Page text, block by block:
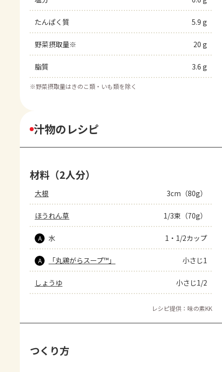
たんぱく質 5.9 g
野菜摂取量※ 20 g
脂質 3.6 g
※野菜摂取量はきのこ類・いも類を除く
汁物のレシピ
材料（2人分）
大根 3cm（80g）
ほうれん草 1/3束（70g）
A 水 1・1/2カップ
A 「丸鶏がらスープ™」 小さじ1
しょうゆ 小さじ1/2
レシピ提供：味の素KK
つくり方